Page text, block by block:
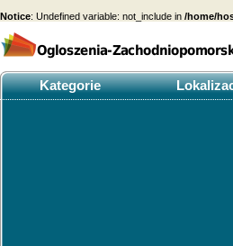
Notice: Undefined variable: not_include in /home/
Kategorie